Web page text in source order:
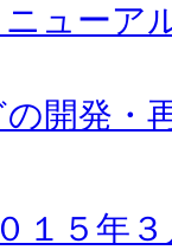
ューア
開発・
１５年